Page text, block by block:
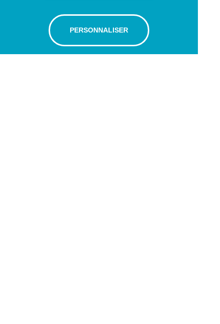
PERSONNALISER